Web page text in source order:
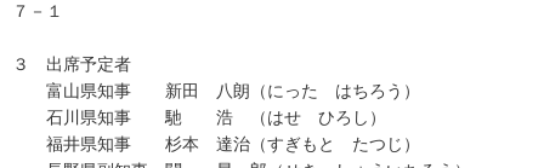
７－１
３ 出席予定者
富山県知事 新田 八朗（にった はちろう）
石川県知事 馳 浩 （はせ ひろし）
福井県知事 杉本 達治（すぎもと たつじ）